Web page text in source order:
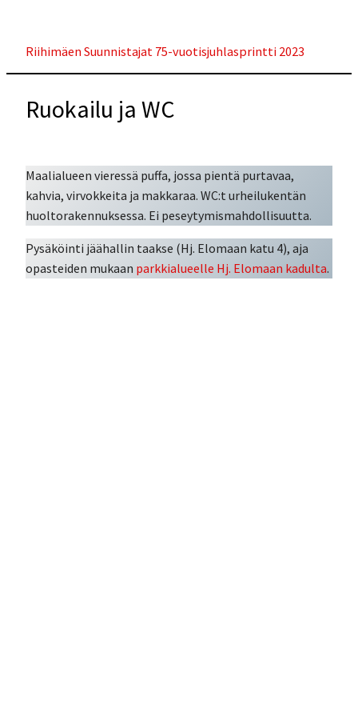
content
Riihimäen Suunnistajat 75-vuotisjuhlasprintti 2023
Ruokailu ja WC
Maalialueen vieressä puffa, jossa pientä purtavaa,
kahvia, virvokkeita ja makkaraa. WC:t urheilukentän
huoltorakennuksessa. Ei peseytymismahdollisuutta.
Pysäköinti jäähallin taakse (Hj. Elomaan katu 4), aja
opasteiden mukaan parkkialueelle Hj. Elomaan kadulta.